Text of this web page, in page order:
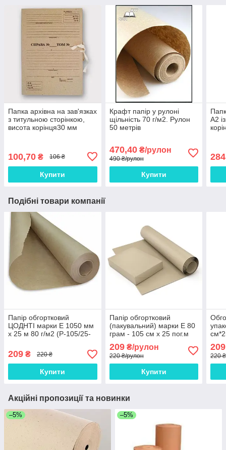
Папка архівна на зав'язках
з титульною сторінкою,
висота корінця30 мм
100,70 ₴ 106 ₴
Купити
Крафт папір у рулоні
щільність 70 г/м2. Рулон
50 метрів
470,40₴/рулон
490 ₴/рулон
Купити
А2
Подібні товари компанії
Папір обгортковий
ЦОДНТІ марки Е 1050 мм
x 25 м 80 г/м2 (P-105/25-
209 ₴ 220 ₴
Купити
Папір обгортковий
(пакувальний) марки Е 80
грам - 105 см х 25 пог.м
209₴/рулон
220 ₴/рулон
Купити
209
220
Акційні пропозиції та новинки
–5% –5%